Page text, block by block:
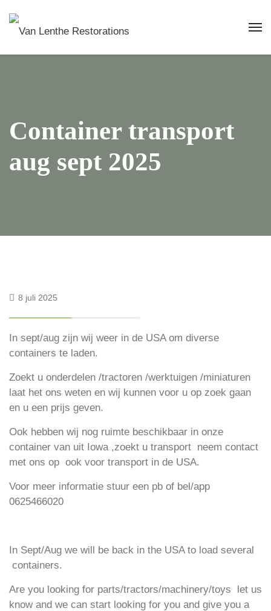
Container transport
aug sept 2025
8 juli 2025
In sept/aug zijn wij weer in de USA om diverse
containers te laden.
Zoekt u onderdelen /tractoren /werktuigen /miniaturen
laat het ons weten en wij kunnen voor u op zoek gaan
en u een prijs geven.
Ook hebben wij nog ruimte beschikbaar in onze
container van uit Iowa ,zoekt u transport neem contact
met ons op ook voor transport in de USA.
Voor meer informatie stuur een pb of bel/app
0625466020
In Sept/Aug we will be back in the USA to load several
containers.
Are you looking for parts/tractors/machinery/toys let us
know and we can start looking for you and give you a